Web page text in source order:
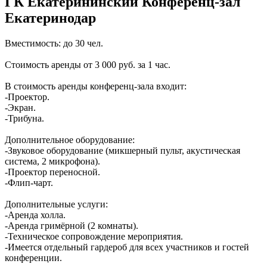
Екатеринодар
Вместимость: до 30 чел.
Стоимость аренды от 3 000 руб. за 1 час.
В стоимость аренды конференц-зала входит:
-Проектор.
-Экран.
-Трибуна.
Дополнительное оборудование:
-Звуковое оборудование (микшерный пульт, акустическая
система, 2 микрофона).
-Проектор переносной.
-Флип-чарт.
Дополнительные услуги:
-Аренда холла.
-Аренда гримёрной (2 комнаты).
-Техническое сопровождение мероприятия.
-Имеется отдельный гардероб для всех участников и гостей
конференции.